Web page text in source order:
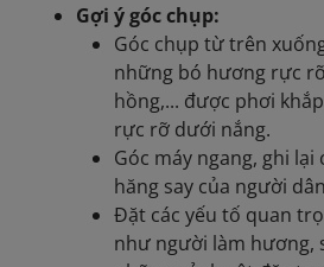
Gợi ý góc chụp:
Góc chụp từ trên
những bó hương rực
hồng,... được phơi
rực rỡ dưới nắng.
Góc máy ngang, ghi
hăng say của người
Đặt các yếu tố quan
như người làm hương,